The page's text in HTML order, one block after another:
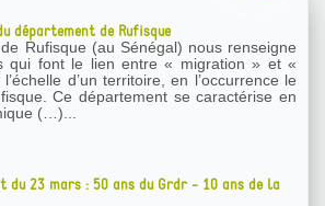
département de Rufisque
Rufisque (au Sénégal) nous renseigne
qui font le lien entre « migration » et «
d’un territoire, en l’occurrence le
en
(…)...
du 23 mars : 50 ans du Grdr - 10 ans de la